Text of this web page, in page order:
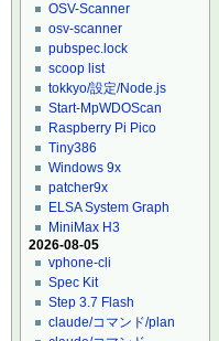
OSV-Scanner
osv-scanner
pubspec.lock
scoop list
tokkyo/設定/Node.js
Start-MpWDOScan
Raspberry Pi Pico
Tiny386
Windows 9x
patcher9x
ELSA System Graph
MiniMax H3
2026-08-05
vphone-cli
Spec Kit
Step 3.7 Flash
claude/コマンド/plan